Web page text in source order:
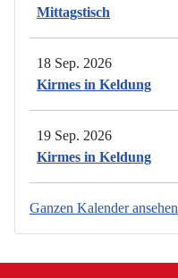
Mittagstisch
18 Sep. 2026
Kirmes in Keldung
19 Sep. 2026
Kirmes in Keldung
Ganzen Kalender ansehen